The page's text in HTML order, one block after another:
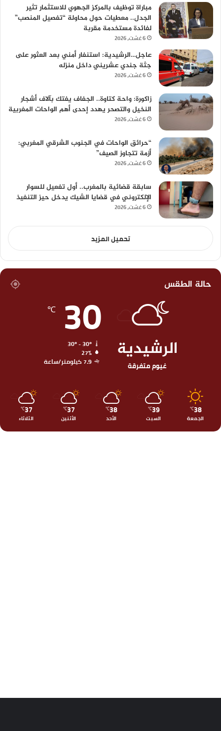
مباراة توظيف بالمركز الجهوي للاستثمار تثير
الجدل.. معطيات حول محاولة “تفصيل المنصب”
لفائدة مستخدمة مقربة
6 غشت، 2026
عاجل…الرشيدية: استنفار أمني بعد العثور على
جثة جندي عشريني داخل منزله
6 غشت، 2026
زاكورة: واحة كتاوة.. الجفاف يفتك بآلاف أشجار
النخيل والتصحر يهدد إحدى أهم الواحات المغربية
6 غشت، 2026
“حرائق الواحات في الجنوب الشرقي المغربي:
أزمة تتجاوز الصيف”
6 غشت، 2026
سابقة قضائية بالمغرب.. أول تفعيل للسوار
الإلكتروني في قضايا الشيك يدخل حيز التنفيذ
6 غشت، 2026
تحميل المزيد
حالة الطقس
الرشيدية
غيوم متفرقة
30
℃
30º - 30º
27%
7.9 كيلومتر/ساعة
38
℃
الجمعة
39
℃
السبت
38
℃
الأحد
37
℃
الأثنين
37
℃
الثلاثاء